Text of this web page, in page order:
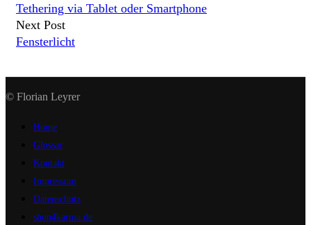
Tethering via Tablet oder Smartphone
Next Post
Fensterlicht
© Florian Leyrer
Home
Glossar
Kontakt
Impressum
Datenschutz
shop4karma.de